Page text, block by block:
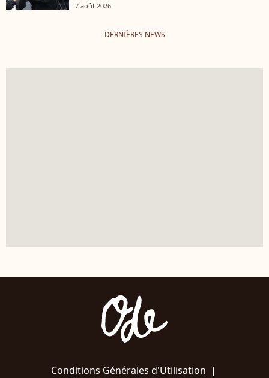
7 août 2026
DERNIÈRES NEWS
Conditions Générales d'Utilisation |